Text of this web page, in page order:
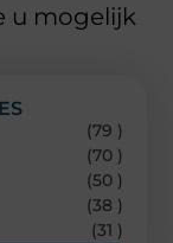
u mogelijk
(79 )
(70 )
(50 )
(38 )
(31 )